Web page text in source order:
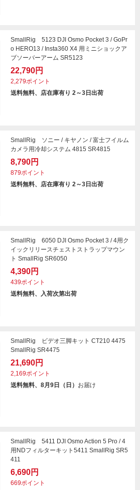
SmallRig 5123 DJI Osmo Pocket 3 / GoPr
o HERO13 / Insta360 X4 用ミニショックア
ブソーバーアーム SR5123
22,790円
2,279ポイント
送料無料、店在庫有り 2～3日出荷
SmallRig ソニー / キヤノン / 富士フイルム
カメラ用冷却システム 4815 SR4815
8,790円
879ポイント
送料無料、店在庫有り 2～3日出荷
SmallRig 6050 DJI Osmo Pocket 3 / 4用ク
イックリリースチェストストラップマウン
ト SmallRig SR6050
4,390円
439ポイント
送料無料、入荷次第出荷
SmallRig ビデオ三脚キット CT210 4475
SmallRig SR4475
21,690円
2,169ポイント
送料無料、8月9日（日） お届け
SmallRig 5411 DJI Osmo Action 5 Pro / 4
用NDフィルターキット5411 SmallRig SR5
411
6,690円
669ポイント